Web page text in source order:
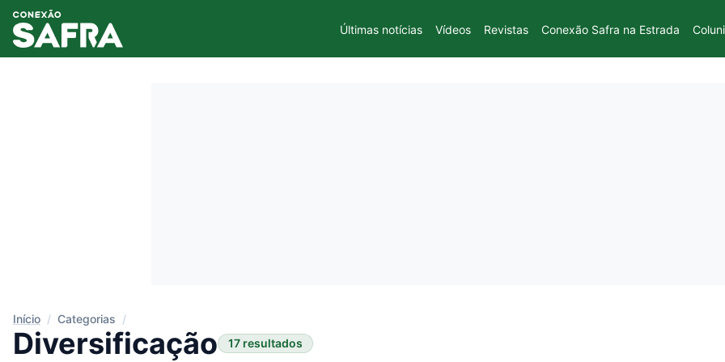
Últimas notícias Vídeos Revistas Conexão Safra na Estrada
Início / Categorias /
Diversificação 17 resultados